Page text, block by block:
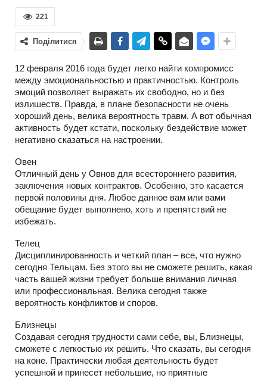
221
Поділитися
12 февраля 2016 года будет легко найти компромисс
между эмоциональностью и практичностью. Контроль
эмоций позволяет выражать их свободно, но и без
излишеств. Правда, в плане безопасности не очень
хороший день, велика вероятность травм. А вот обычная
активность будет кстати, поскольку бездействие может
негативно сказаться на настроении.
Овен
Отличный день у Овнов для всестороннего развития,
заключения новых контрактов. Особенно, это касается
первой половины дня. Любое данное вам или вами
обещание будет выполнено, хоть и препятствий не
избежать.
Телец
Дисциплинированность и четкий план – все, что нужно
сегодня Тельцам. Без этого вы не сможете решить, какая
часть вашей жизни требует больше внимания личная
или профессиональная. Велика сегодня также
вероятность конфликтов и споров.
Близнецы
Создавая сегодня трудности сами себе, вы, Близнецы,
сможете с легкостью их решить. Что сказать, вы сегодня
на коне. Практически любая деятельность будет
успешной и принесет небольшие, но приятные